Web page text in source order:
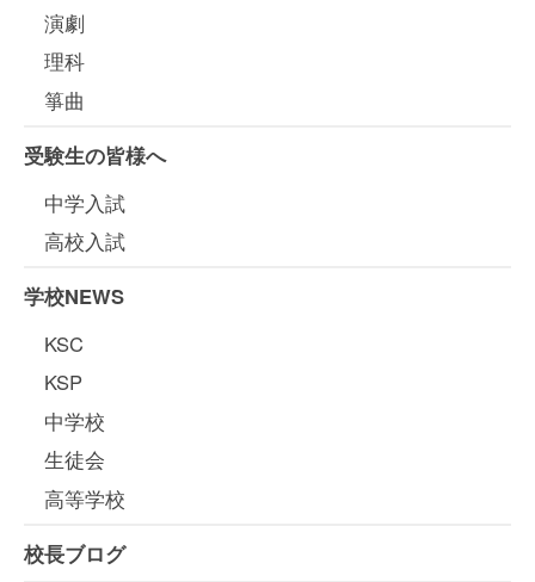
演劇
理科
箏曲
受験生の皆様へ
中学入試
高校入試
学校NEWS
KSC
KSP
中学校
生徒会
高等学校
校長ブログ